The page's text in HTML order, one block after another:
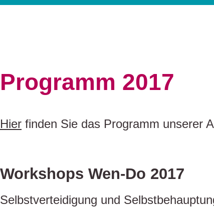
Programm 2017
Hier finden Sie das Programm unserer
Workshops Wen-Do 2017
Selbstverteidigung und